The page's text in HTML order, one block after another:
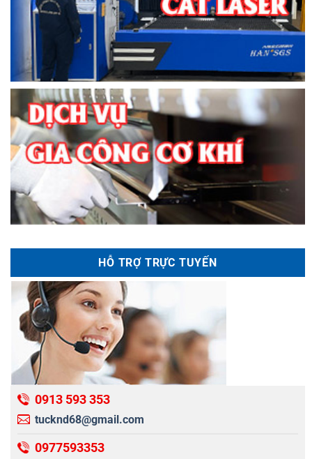
HỖ TRỢ TRỰC TUYẾN
0913 593 353
tucknd68@gmail.com
0977593353